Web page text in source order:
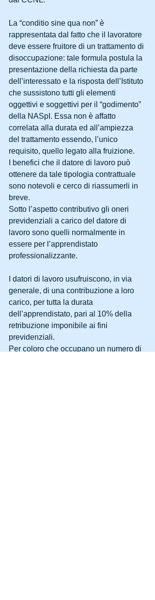
La “conditio sine qua non” è
rappresentata dal fatto che il lavoratore
deve essere fruitore di un trattamento di
disoccupazione: tale formula postula la
presentazione della richiesta da parte
dell’interessato e la risposta dell’Istituto
che sussistono tutti gli elementi
oggettivi e soggettivi per il “godimento”
della NASpI. Essa non è affatto
correlata alla durata ed all’ampiezza
del trattamento essendo, l’unico
requisito, quello legato alla fruizione.
I benefici che il datore di lavoro può
ottenere da tale tipologia contrattuale
sono notevoli e cerco di riassumerli in
breve.
Sotto l’aspetto contributivo gli oneri
previdenziali a carico del datore di
lavoro sono quelli normalmente in
essere per l’apprendistato
professionalizzante.
I datori di lavoro usufruiscono, in via
generale, di una contribuzione a loro
carico, per tutta la durata
dell’apprendistato, pari al 10% della
retribuzione imponibile ai fini
previdenziali.
Per coloro che occupano un numero di